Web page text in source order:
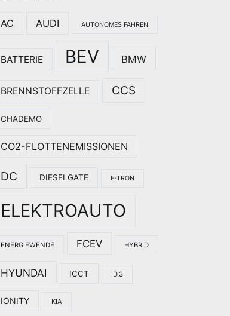
AC AUDI AUTONOMES FAHREN
BATTERIE BEV BMW
BRENNSTOFFZELLE CCS
CHADEMO
CO2-FLOTTENEMISSIONEN
DC DIESELGATE E-TRON
ELEKTROAUTO
ENERGIEWENDE FCEV HYBRID
HYUNDAI ICCT ID.3
IONITY KIA